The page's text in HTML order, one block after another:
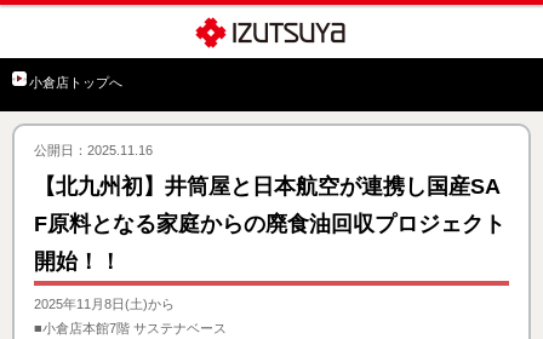
小倉店トップへ
公開日：2025.11.16
【北九州初】井筒屋と日本航空が連携し国産SA
F原料となる家庭からの廃食油回収プロジェクト
開始！！
2025年11月8日(土)から
■小倉店本館7階 サステナベース